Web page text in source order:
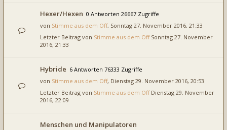
Hexer/Hexen 0 Antworten 26667 Zugriffe
von Stimme aus dem Off, Sonntag 27. November 2016, 21:33
Letzter Beitrag von Stimme aus dem Off Sonntag 27. November
2016, 21:33
Hybride 6 Antworten 76333 Zugriffe
von Stimme aus dem Off, Dienstag 29. November 2016, 20:53
Letzter Beitrag von Stimme aus dem Off Dienstag 29. November
2016, 22:09
Menschen und Manipulatoren